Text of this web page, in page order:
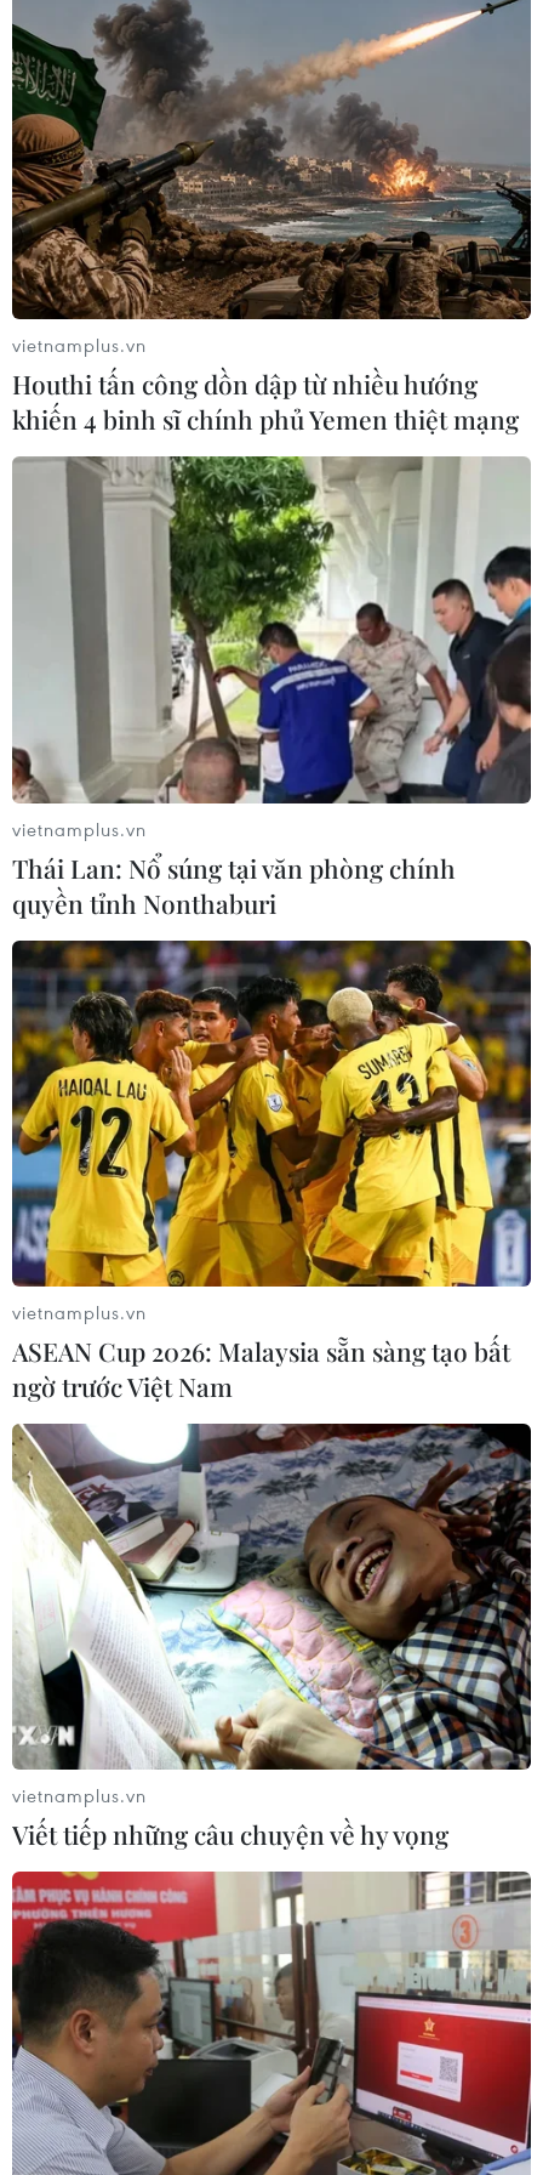
vietnamplus.vn
Houthi tấn công dồn dập từ nhiều hướng
khiến 4 binh sĩ chính phủ Yemen thiệt mạng
vietnamplus.vn
Thái Lan: Nổ súng tại văn phòng chính
quyền tỉnh Nonthaburi
vietnamplus.vn
ASEAN Cup 2026: Malaysia sẵn sàng tạo bất
ngờ trước Việt Nam
vietnamplus.vn
Viết tiếp những câu chuyện về hy vọng